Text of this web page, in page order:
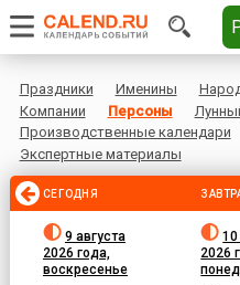
Праздники Именины
Компании
Персоны
Производственные календари
Экспертные материалы
СЕГОДНЯ
9 августа
2026 года,
воскресенье
10
2026